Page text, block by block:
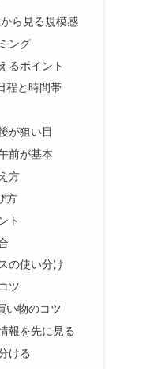
ら見る規模感
ング
るポイント
程と時間帯
が狙い目
前が基本
方
方
ト
の使い分け
ツ
い物のコツ
報を先に見る
ける